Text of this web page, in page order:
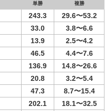
単勝 複勝
243.3
29.6〜53.2
33.0
3.8〜6.6
13.9
2.5〜4.2
46.5
4.4〜7.6
136.9
14.8〜26.6
20.8
3.2〜5.4
47.3
8.7〜15.4
202.1
18.1〜32.5